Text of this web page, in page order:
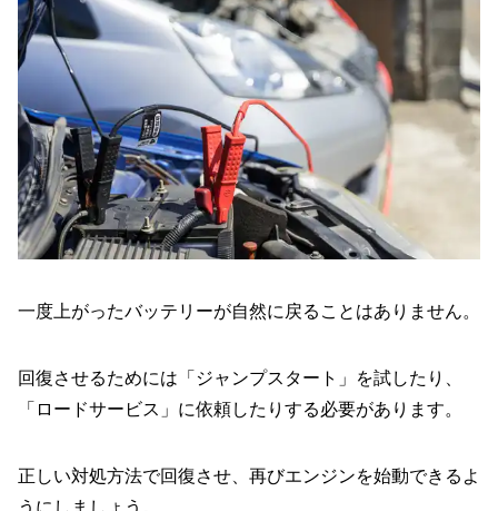
一度上がったバッテリーが自然に戻ることはありません。
回復させるためには「ジャンプスタート」を試したり、
「ロードサービス」に依頼したりする必要があります。
正しい対処方法で回復させ、再びエンジンを始動できるよ
うにしましょう。